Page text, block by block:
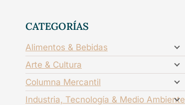
CATEGORÍAS
Alimentos & Bebidas
Arte & Cultura
Columna Mercantil
Industria, Tecnología & Medio Ambiente